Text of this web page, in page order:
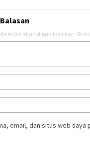
tidak akan dipublikasikan.
email, dan situs web